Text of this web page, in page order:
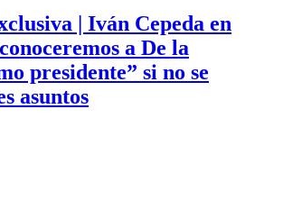
| Iván Cepeda en
a De la
presidente” si no se
asuntos